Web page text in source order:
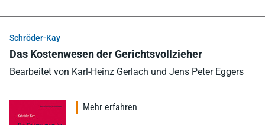
Schröder-Kay
Das Kostenwesen der Gerichtsvollzieher
Bearbeitet von Karl-Heinz Gerlach und Jens Peter Eggers
Mehr erfahren